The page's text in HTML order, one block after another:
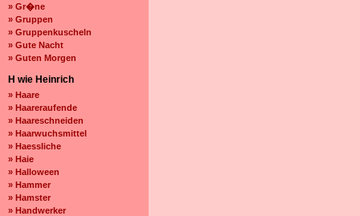
» Gr�ne
» Gruppen
» Gruppenkuscheln
» Gute Nacht
» Guten Morgen
H wie Heinrich
» Haare
» Haareraufende
» Haareschneiden
» Haarwuchsmittel
» Haessliche
» Haie
» Halloween
» Hammer
» Hamster
» Handwerker